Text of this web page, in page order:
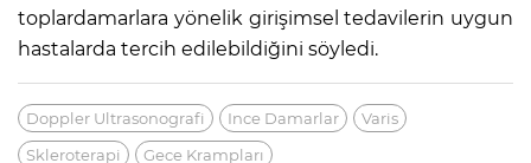
toplardamarlara yönelik girişimsel tedavilerin uygun
hastalarda tercih edilebildiğini söyledi.
Doppler Ultrasonografi Ince Damarlar
Varis
Skleroterapi
Gece Krampları